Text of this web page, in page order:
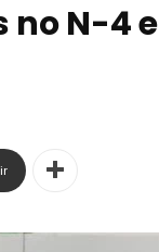
N-4 e